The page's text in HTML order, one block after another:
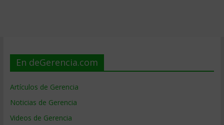
En deGerencia.com
Artículos de Gerencia
Noticias de Gerencia
Videos de Gerencia